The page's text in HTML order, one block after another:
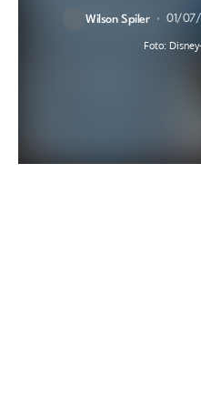
Wilson Spiler 01/
Foto: